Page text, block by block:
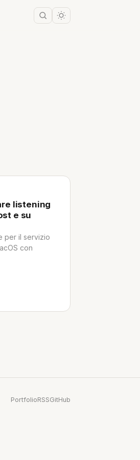
listening
e su
per il servizio
con
PortfolioRSSGitHub